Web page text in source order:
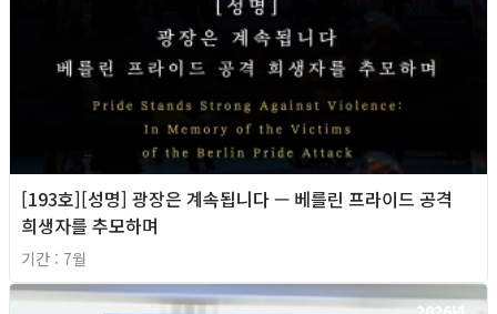
[193호][성명] 광장은 계속됩니다 — 베를린 프라이드 공격
희생자를 추모하며
기간 : 7월